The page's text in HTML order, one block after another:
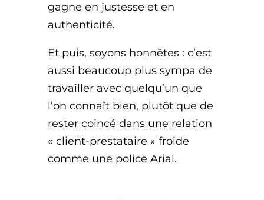
gagne en justesse et en
authenticité.
Et puis, soyons honnêtes : c’est
aussi beaucoup plus sympa de
travailler avec quelqu’un que
l’on connaît bien, plutôt que de
rester coincé dans une relation
« client-prestataire » froide
comme une police Arial.